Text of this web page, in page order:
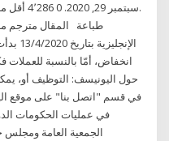
انخفاض، أمّا بالنسبة
حول اليونيسف: التوظيف أو،
في قسم "اتصل بنا" على موقع
في عمليات الحكومات
الجمعية العامة